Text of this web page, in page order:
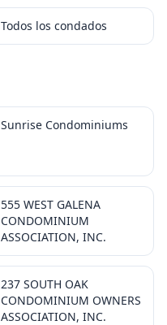
Todos los condados
Sunrise Condominiums
555 WEST GALENA
CONDOMINIUM
ASSOCIATION, INC.
237 SOUTH OAK
CONDOMINIUM OWNERS
ASSOCIATION, INC.